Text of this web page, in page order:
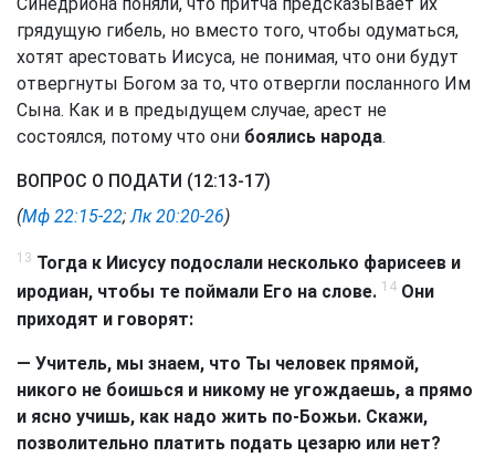
грядущую гибель, но вместо того, чтобы одуматься,
хотят арестовать Иисуса, не понимая, что они будут
отвергнуты Богом за то, что отвергли посланного Им
Сына. Как и в предыдущем случае, арест не
состоялся, потому что они боялись народа.
ВОПРОС О ПОДАТИ (12:13-17)
(Мф 22:15-22;Лк 20:20-26)
13 Тогда к Иисусу подослали несколько фарисеев и
иродиан, чтобы те поймали Его на слове. 14 Они
приходят и говорят:
— Учитель, мы знаем, что Ты человек прямой,
никого не боишься и никому не угождаешь, а прямо
и ясно учишь, как надо жить по-Божьи. Скажи,
позволительно платить подать цезарю или нет?